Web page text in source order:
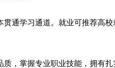
贯通学习通道。就业可推荐高
质，掌握专业职业技能，拥有